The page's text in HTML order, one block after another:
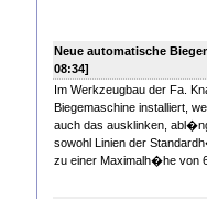
Neue automatische
08:34]
Im Werkzeugbau der Fa.
Biegemaschine installiert,
auch das ausklinken,
sowohl Linien der
zu einer Maximalh�he von